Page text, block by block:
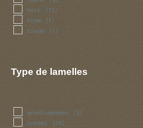
noir (11)
rose (1)
rouge (1)
Type de lamelles
anastomosees (2)
normal (38)